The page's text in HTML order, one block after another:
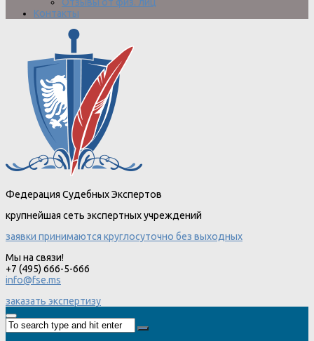
Отзывы от физ. лиц
Контакты
Федерация Судебных Экспертов
крупнейшая сеть экспертных учреждений
заявки принимаются круглосуточно без выходных
Мы на связи!
+7 (495) 666-5-666
info@fse.ms
заказать экспертизу